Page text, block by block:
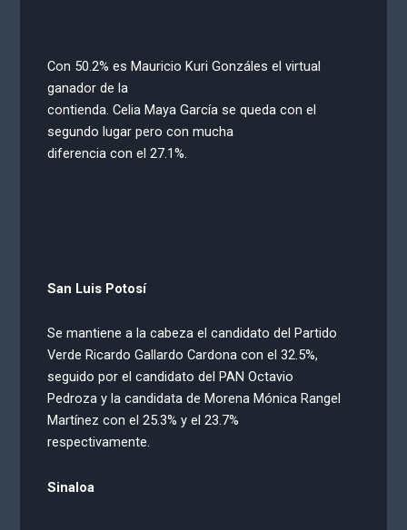
Con 50.2% es Mauricio Kuri Gonzáles el virtual
ganador de la
contienda. Celia Maya García se queda con el
segundo lugar pero con mucha
diferencia con el 27.1%.
San Luis Potosí
Se mantiene a la cabeza el candidato del Partido
Verde Ricardo Gallardo Cardona con el 32.5%,
seguido por el candidato del PAN Octavio
Pedroza y la candidata de Morena Mónica Rangel
Martínez con el 25.3% y el 23.7%
respectivamente.
Sinaloa